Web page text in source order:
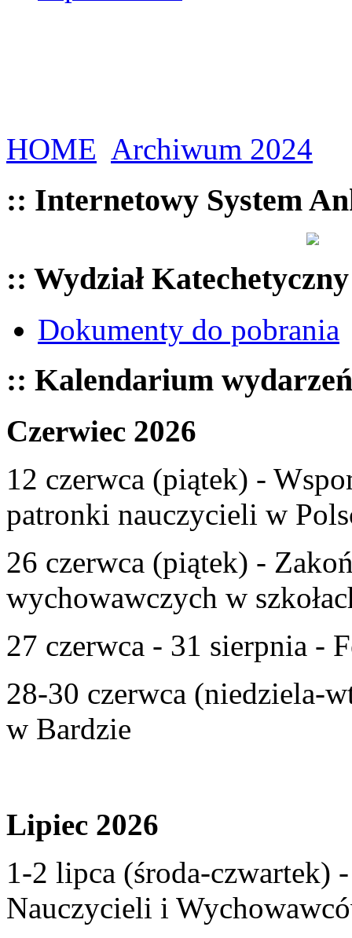
HOME Archiwum 2024
:: Internetowy System
:: Wydział Katechetyczny
Dokumenty do pobrania
:: Kalendarium wydarzeń
Czerwiec 2026
12 czerwca (piątek) -
patronki nauczycieli w
26 czerwca (piątek) -
wychowawczych w
27 czerwca - 31 sierpnia -
28-30 czerwca (niedziela-
w Bardzie
Lipiec 2026
1-2 lipca (środa-czwartek)
Nauczycieli i